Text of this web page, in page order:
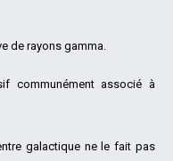
de rayons gamma.
communément associé à
galactique ne le fait pas